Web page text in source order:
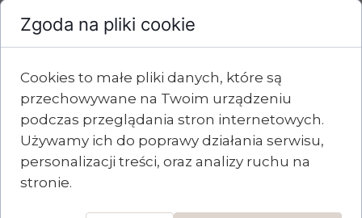
cudowny weekend! Mieszanka
nie było, nie mielibyśmy na
świecie problemu z alkoholem
lub innymi używkami.
Nie szukaj w tym logiki. Jeśli
wchodzi z takie relacje
Zgoda na pliki cookie
Cookies to małe pliki danych, które są
przechowywane na Twoim urządzeniu
podczas przeglądania stron internetowych.
Używamy ich do poprawy działania serwisu,
personalizacji treści, oraz analizy ruchu na
stronie.